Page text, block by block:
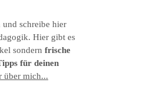
schreibe hier
Hier gibt es
sondernfrische
für deinen
über mich...